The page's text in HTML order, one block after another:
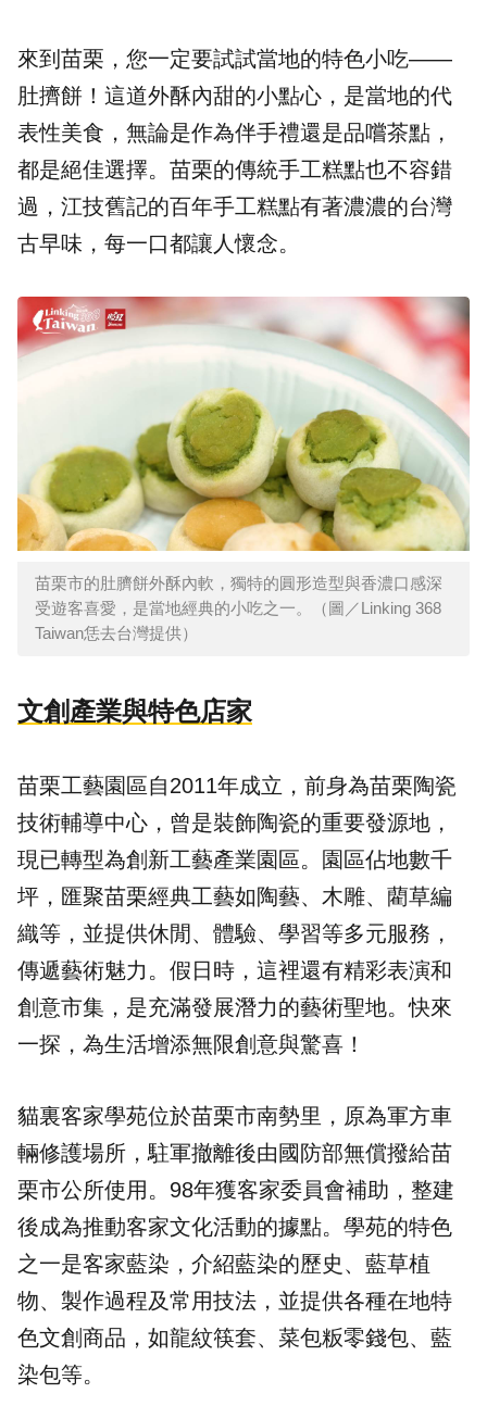
來到苗栗，您一定要試試當地的特色小吃——
肚擠餅！這道外酥內甜的小點心，是當地的代
表性美食，無論是作為伴手禮還是品嚐茶點，
都是絕佳選擇。苗栗的傳統手工糕點也不容錯
過，江技舊記的百年手工糕點有著濃濃的台灣
古早味，每一口都讓人懷念。
苗栗市的肚臍餅外酥內軟，獨特的圓形造型與香濃口感深
受遊客喜愛，是當地經典的小吃之一。（圖／Linking 368
Taiwan恁去台灣提供）
文創產業與特色店家
苗栗工藝園區自2011年成立，前身為苗栗陶瓷
技術輔導中心，曾是裝飾陶瓷的重要發源地，
現已轉型為創新工藝產業園區。園區佔地數千
坪，匯聚苗栗經典工藝如陶藝、木雕、藺草編
織等，並提供休閒、體驗、學習等多元服務，
傳遞藝術魅力。假日時，這裡還有精彩表演和
創意市集，是充滿發展潛力的藝術聖地。快來
一探，為生活增添無限創意與驚喜！
貓裏客家學苑位於苗栗市南勢里，原為軍方車
輛修護場所，駐軍撤離後由國防部無償撥給苗
栗市公所使用。98年獲客家委員會補助，整建
後成為推動客家文化活動的據點。學苑的特色
之一是客家藍染，介紹藍染的歷史、藍草植
物、製作過程及常用技法，並提供各種在地特
色文創商品，如龍紋筷套、菜包粄零錢包、藍
染包等。